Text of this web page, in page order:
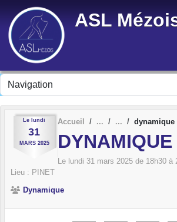
ASL
Le lundi
31
MARS 2025
Accueil dynamique
DYNAMIQUE
Le lundi 31 mars 2025 de 18h30 à
Lieu : PINET
Dynamique
Panneau de gestion des cookies